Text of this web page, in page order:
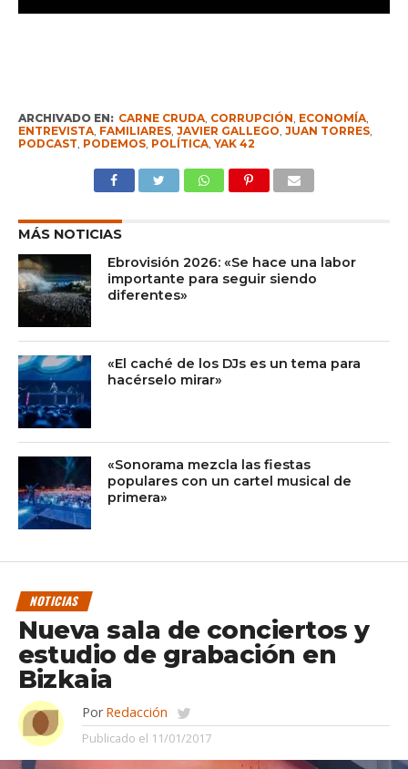
ARCHIVADO EN: CARNE CRUDA, CORRUPCIÓN, ECONOMÍA,
ENTREVISTA, FAMILIARES, JAVIER GALLEGO, JUAN TORRES,
PODCAST, PODEMOS, POLÍTICA, YAK 42
MÁS NOTICIAS
Ebrovisión 2026: «Se hace una labor
importante para seguir siendo
diferentes»
«El caché de los DJs es un tema para
hacérselo mirar»
«Sonorama mezcla las fiestas
populares con un cartel musical de
primera»
NOTICIAS
Nueva sala de conciertos y
estudio de grabación en
Bizkaia
Por Redacción
Publicado el 11/01/2017